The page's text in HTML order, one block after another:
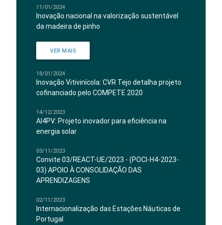
11/01/2024
Inovação nacional na valorização sustentável
da madeira de pinho
VER MAIS
18/01/2024
Inovação Vitivinícola: CVR Tejo detalha projeto
cofinanciado pelo COMPETE 2020
14/12/2023
AI4PV: Projeto inovador para eficiência na
energia solar
03/11/2023
Convite 03/REACT-UE/2023 - (POCI-H4-2023-
03) APOIO À CONSOLIDAÇÃO DAS
APRENDIZAGENS
02/11/2023
Internacionalização das Estações Náuticas de
Portugal